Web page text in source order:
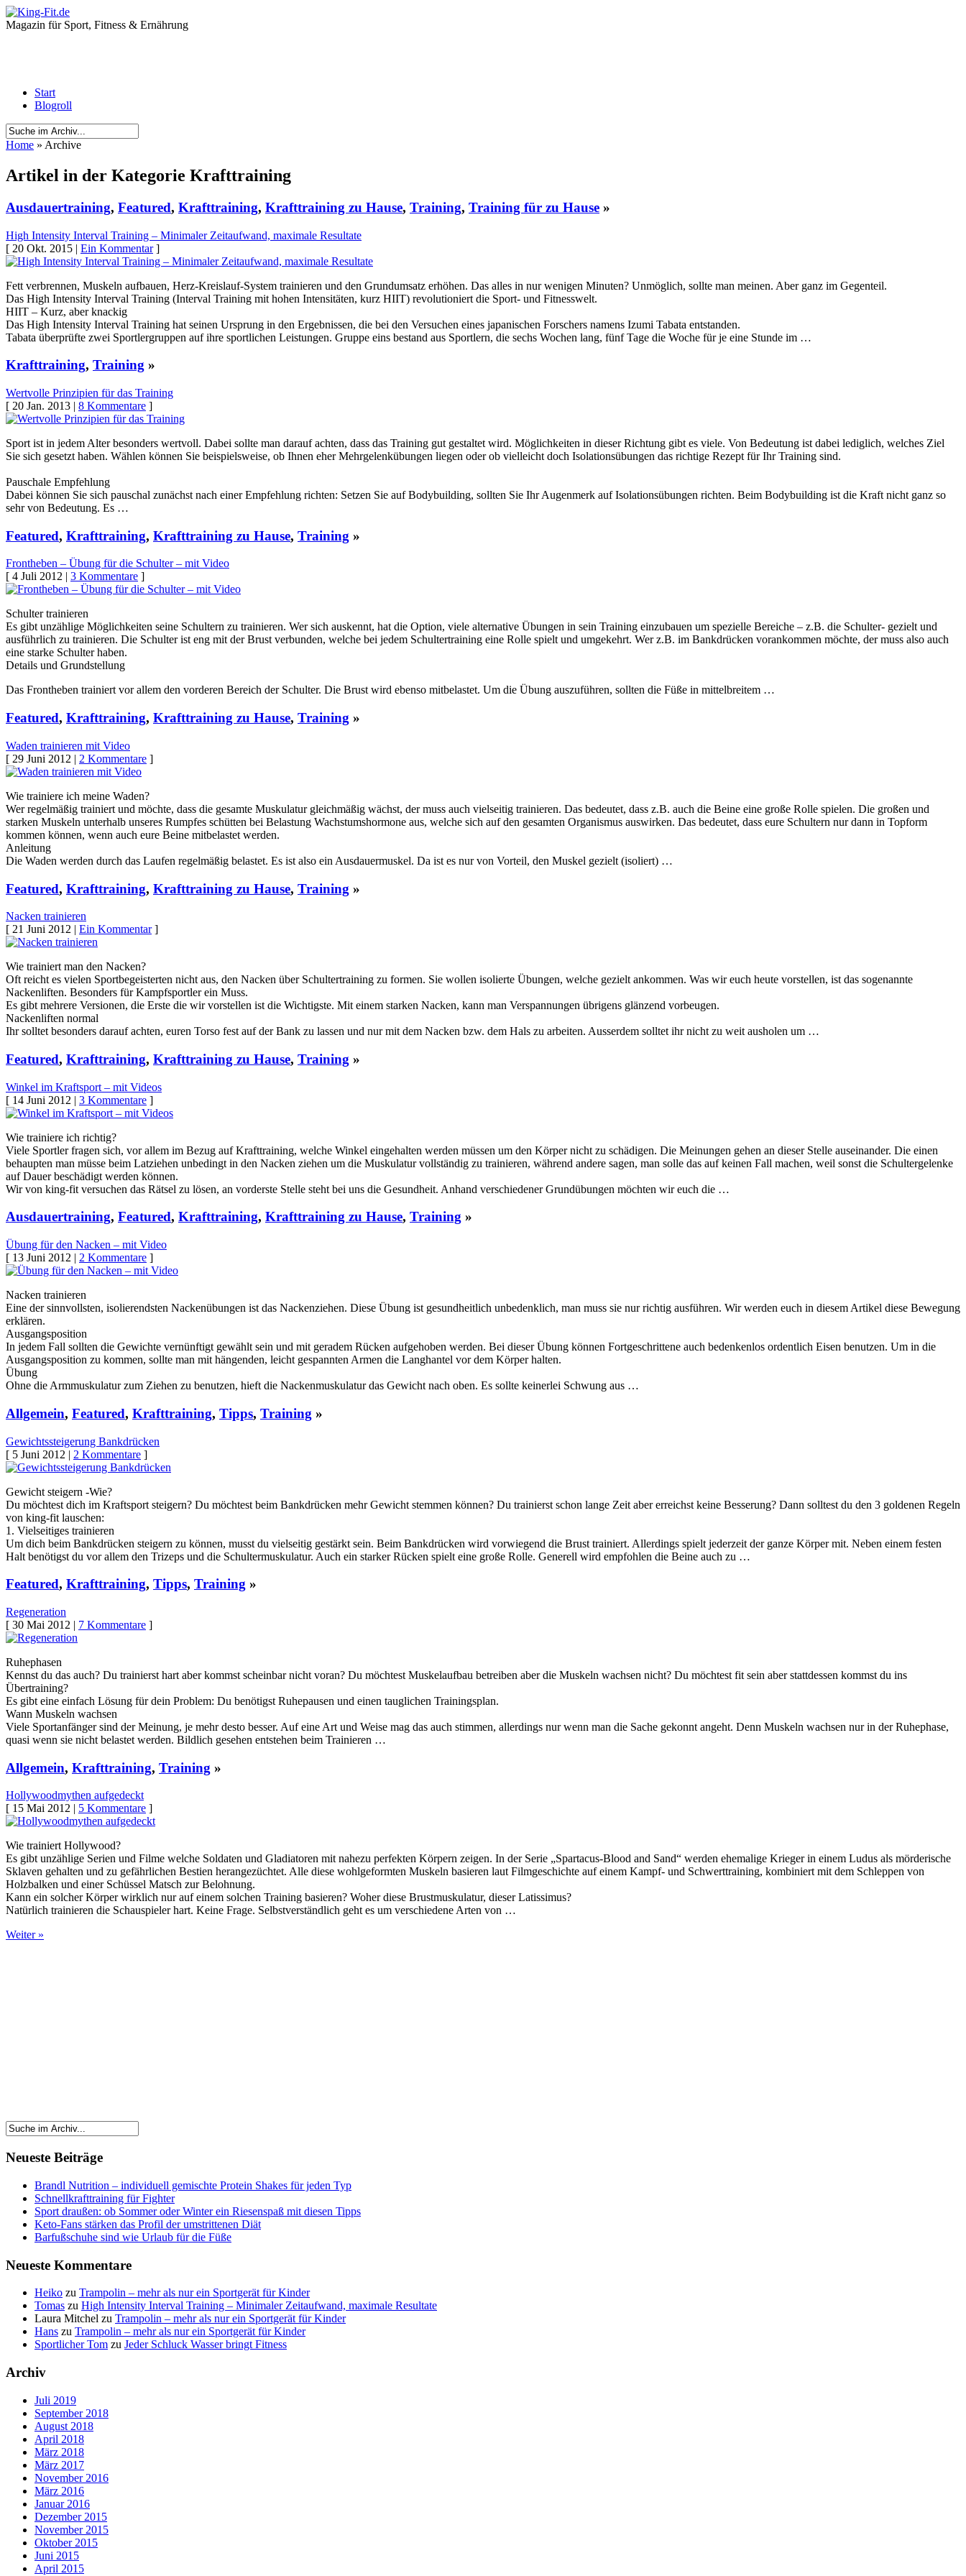
Magazin für Sport, Fitness & Ernährung
Start
Blogroll
Home » Archive
Artikel in der Kategorie Krafttraining
Ausdauertraining, Featured, Krafttraining, Krafttraining zu Hause, Training, Training für zu Hause »
High Intensity Interval Training – Minimaler Zeitaufwand, maximale Resultate
[ 20 Okt. 2015 | Ein Kommentar]
Fett verbrennen, Muskeln aufbauen, Herz-Kreislauf-System trainieren und den Grundumsatz erhöhen. Das alles in nur wenigen Minuten? Unmöglich, sollte man meinen. Aber ganz im Gegenteil.
Das High Intensity Interval Training (Interval Training mit hohen Intensitäten, kurz HIIT) revolutioniert die Sport- und Fitnesswelt.
HIIT – Kurz, aber knackig
Das High Intensity Interval Training hat seinen Ursprung in den Ergebnissen, die bei den Versuchen eines japanischen Forschers namens Izumi Tabata entstanden.
Tabata überprüfte zwei Sportlergruppen auf ihre sportlichen Leistungen. Gruppe eins bestand aus Sportlern, die sechs Wochen lang, fünf Tage die Woche für je eine Stunde im …
Krafttraining, Training »
Wertvolle Prinzipien für das Training
[ 20 Jan. 2013 | 8 Kommentare ]
Sport ist in jedem Alter besonders wertvoll. Dabei sollte man darauf achten, dass das Training gut gestaltet wird. Möglichkeiten in dieser Richtung gibt es viele. Von Bedeutung ist dabei lediglich, welches Ziel
Sie sich gesetzt haben. Wählen können Sie beispielsweise, ob Ihnen eher Mehrgelenkübungen liegen oder ob vielleicht doch Isolationsübungen das richtige Rezept für Ihr Training sind.
Pauschale Empfehlung
Dabei können Sie sich pauschal zunächst nach einer Empfehlung richten: Setzen Sie auf Bodybuilding, sollten Sie Ihr Augenmerk auf Isolationsübungen richten. Beim Bodybuilding ist die Kraft nicht ganz so
sehr von Bedeutung. Es …
Featured, Krafttraining, Krafttraining zu Hause, Training »
Frontheben – Übung für die Schulter – mit Video
[ 4 Juli 2012 | 3 Kommentare ]
Schulter trainieren
Es gibt unzählige Möglichkeiten seine Schultern zu trainieren. Wer sich auskennt, hat die Option, viele alternative Übungen in sein Training einzubauen um spezielle Bereiche – z.B. die Schulter- gezielt und
ausführlich zu trainieren. Die Schulter ist eng mit der Brust verbunden, welche bei jedem Schultertraining eine Rolle spielt und umgekehrt. Wer z.B. im Bankdrücken vorankommen möchte, der muss also auch
eine starke Schulter haben.
Details und Grundstellung
Das Frontheben trainiert vor allem den vorderen Bereich der Schulter. Die Brust wird ebenso mitbelastet. Um die Übung auszuführen, sollten die Füße in mittelbreitem …
Featured, Krafttraining, Krafttraining zu Hause, Training »
Waden trainieren mit Video
[ 29 Juni 2012 | 2 Kommentare ]
Wie trainiere ich meine Waden?
Wer regelmäßig trainiert und möchte, dass die gesamte Muskulatur gleichmäßig wächst, der muss auch vielseitig trainieren. Das bedeutet, dass z.B. auch die Beine eine große Rolle spielen. Die großen und
starken Muskeln unterhalb unseres Rumpfes schütten bei Belastung Wachstumshormone aus, welche sich auf den gesamten Organismus auswirken. Das bedeutet, dass eure Schultern nur dann in Topform
kommen können, wenn auch eure Beine mitbelastet werden.
Anleitung
Die Waden werden durch das Laufen regelmäßig belastet. Es ist also ein Ausdauermuskel. Da ist es nur von Vorteil, den Muskel gezielt (isoliert) …
Featured, Krafttraining, Krafttraining zu Hause, Training »
Nacken trainieren
[ 21 Juni 2012 | Ein Kommentar]
Wie trainiert man den Nacken?
Oft reicht es vielen Sportbegeisterten nicht aus, den Nacken über Schultertraining zu formen. Sie wollen isolierte Übungen, welche gezielt ankommen. Was wir euch heute vorstellen, ist das sogenannte
Nackenliften. Besonders für Kampfsportler ein Muss.
Es gibt mehrere Versionen, die Erste die wir vorstellen ist die Wichtigste. Mit einem starken Nacken, kann man Verspannungen übrigens glänzend vorbeugen.
Nackenliften normal
Ihr solltet besonders darauf achten, euren Torso fest auf der Bank zu lassen und nur mit dem Nacken bzw. dem Hals zu arbeiten. Ausserdem solltet ihr nicht zu weit ausholen um …
Featured, Krafttraining, Krafttraining zu Hause, Training »
Winkel im Kraftsport – mit Videos
[ 14 Juni 2012 | 3 Kommentare ]
Wie trainiere ich richtig?
Viele Sportler fragen sich, vor allem im Bezug auf Krafttraining, welche Winkel eingehalten werden müssen um den Körper nicht zu schädigen. Die Meinungen gehen an dieser Stelle auseinander. Die einen
behaupten man müsse beim Latziehen unbedingt in den Nacken ziehen um die Muskulatur vollständig zu trainieren, während andere sagen, man solle das auf keinen Fall machen, weil sonst die Schultergelenke
auf Dauer beschädigt werden können.
Wir von king-fit versuchen das Rätsel zu lösen, an vorderste Stelle steht bei uns die Gesundheit. Anhand verschiedener Grundübungen möchten wir euch die …
Ausdauertraining, Featured, Krafttraining, Krafttraining zu Hause, Training »
Übung für den Nacken – mit Video
[ 13 Juni 2012 | 2 Kommentare ]
Nacken trainieren
Eine der sinnvollsten, isolierendsten Nackenübungen ist das Nackenziehen. Diese Übung ist gesundheitlich unbedenklich, man muss sie nur richtig ausführen. Wir werden euch in diesem Artikel diese Bewegung
erklären.
Ausgangsposition
In jedem Fall sollten die Gewichte vernünftigt gewählt sein und mit geradem Rücken aufgehoben werden. Bei dieser Übung können Fortgeschrittene auch bedenkenlos ordentlich Eisen benutzen. Um in die
Ausgangsposition zu kommen, sollte man mit hängenden, leicht gespannten Armen die Langhantel vor dem Körper halten.
Übung
Ohne die Armmuskulatur zum Ziehen zu benutzen, hieft die Nackenmuskulatur das Gewicht nach oben. Es sollte keinerlei Schwung aus …
Allgemein, Featured, Krafttraining, Tipps, Training »
Gewichtssteigerung Bankdrücken
[ 5 Juni 2012 | 2 Kommentare ]
Gewicht steigern -Wie?
Du möchtest dich im Kraftsport steigern? Du möchtest beim Bankdrücken mehr Gewicht stemmen können? Du trainierst schon lange Zeit aber erreichst keine Besserung? Dann solltest du den 3 goldenen Regeln
von king-fit lauschen:
1. Vielseitiges trainieren
Um dich beim Bankdrücken steigern zu können, musst du vielseitig gestärkt sein. Beim Bankdrücken wird vorwiegend die Brust trainiert. Allerdings spielt jederzeit der ganze Körper mit. Neben einem festen
Halt benötigst du vor allem den Trizeps und die Schultermuskulatur. Auch ein starker Rücken spielt eine große Rolle. Generell wird empfohlen die Beine auch zu …
Featured, Krafttraining, Tipps, Training »
Regeneration
[ 30 Mai 2012 | 7 Kommentare ]
Ruhephasen
Kennst du das auch? Du trainierst hart aber kommst scheinbar nicht voran? Du möchtest Muskelaufbau betreiben aber die Muskeln wachsen nicht? Du möchtest fit sein aber stattdessen kommst du ins
Übertraining?
Es gibt eine einfach Lösung für dein Problem: Du benötigst Ruhepausen und einen tauglichen Trainingsplan.
Wann Muskeln wachsen
Viele Sportanfänger sind der Meinung, je mehr desto besser. Auf eine Art und Weise mag das auch stimmen, allerdings nur wenn man die Sache gekonnt angeht. Denn Muskeln wachsen nur in der Ruhephase,
quasi wenn sie nicht belastet werden. Bildlich gesehen entstehen beim Trainieren …
Allgemein, Krafttraining, Training »
Hollywoodmythen aufgedeckt
[ 15 Mai 2012 | 5 Kommentare ]
Wie trainiert Hollywood?
Es gibt unzählige Serien und Filme welche Soldaten und Gladiatoren mit nahezu perfekten Körpern zeigen. In der Serie „Spartacus-Blood and Sand“ werden ehemalige Krieger in einem Ludus als mörderische
Sklaven gehalten und zu gefährlichen Bestien herangezüchtet. Alle diese wohlgeformten Muskeln basieren laut Filmgeschichte auf einem Kampf- und Schwerttraining, kombiniert mit dem Schleppen von
Holzbalken und einer Schüssel Matsch zur Belohnung.
Kann ein solcher Körper wirklich nur auf einem solchen Training basieren? Woher diese Brustmuskulatur, dieser Latissimus?
Natürlich trainieren die Schauspieler hart. Keine Frage. Selbstverständlich geht es um verschiedene Arten von …
Weiter »
Neueste Beiträge
Brandl Nutrition – individuell gemischte Protein Shakes für jeden Typ
Schnellkrafttraining für Fighter
Sport draußen: ob Sommer oder Winter ein Riesenspaß mit diesen Tipps
Keto-Fans stärken das Profil der umstrittenen Diät
Barfußschuhe sind wie Urlaub für die Füße
Neueste Kommentare
Heiko zu Trampolin – mehr als nur ein Sportgerät für Kinder
Tomas zu High Intensity Interval Training – Minimaler Zeitaufwand, maximale Resultate
Laura Mitchel zu Trampolin – mehr als nur ein Sportgerät für Kinder
Hans zu Trampolin – mehr als nur ein Sportgerät für Kinder
Sportlicher Tom zu Jeder Schluck Wasser bringt Fitness
Archiv
Juli 2019
September 2018
August 2018
April 2018
März 2018
März 2017
November 2016
März 2016
Januar 2016
Dezember 2015
November 2015
Oktober 2015
Juni 2015
April 2015